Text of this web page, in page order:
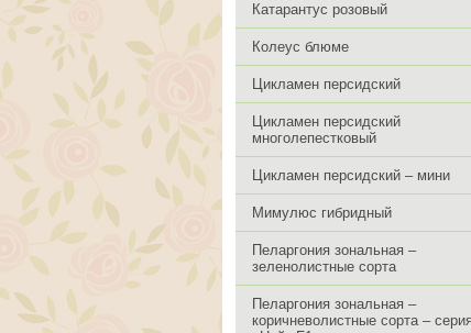
Катарантус розовый
Колеус блюме
Цикламен персидский
Цикламен персидский
многолепестковый
Цикламен персидский – мини
Мимулюс гибридный
Пеларгония зональная –
зеленолистные сорта
Пеларгония зональная –
коричневолистные сорта – серия